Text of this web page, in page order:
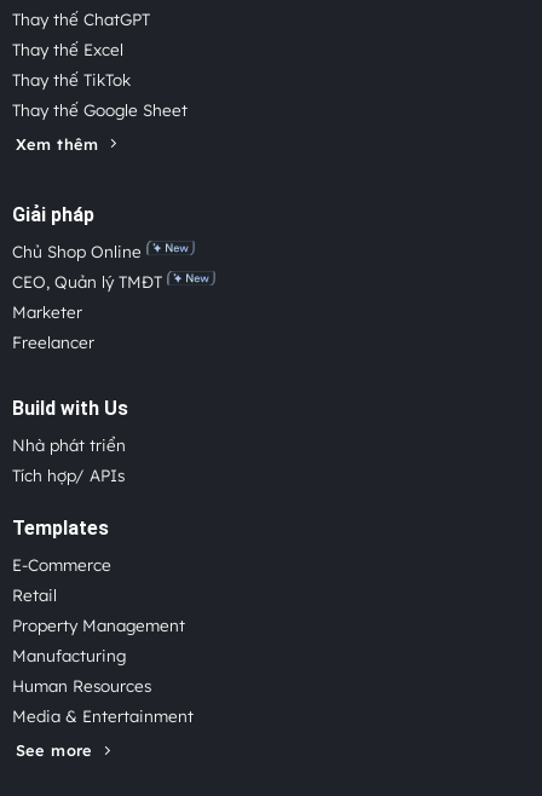
Thay thế ChatGPT
Thay thế Excel
Thay thế TikTok
Thay thế Google Sheet
Xem thêm
Giải pháp
Chủ Shop Online
CEO, Quản lý TMĐT
Marketer
Freelancer
Build with Us
Nhà phát triển
Tích hợp/ APIs
Templates
E-Commerce
Retail
Property Management
Manufacturing
Human Resources
Media & Entertainment
See more